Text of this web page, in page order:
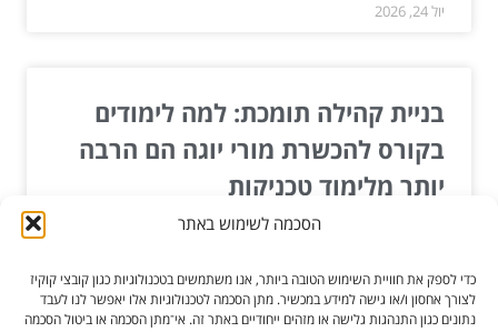
הסכמה לשימוש באתר
כדי לספק את חוויית השימוש הטובה ביותר, אנו משתמשים בטכנולוגיות כגון קובצי קוקיז
לצורך אחסון ו/או גישה למידע במכשיר. מתן הסכמה לטכנולוגיות אלו יאפשר לנו לעבד
נתונים כגון התנהגות גלישה או מזהים ייחודיים באתר זה. אי־מתן הסכמה או ביטול הסכמה
יול 24, 2026
בניית קהילה תומכת: למה לימודים
בקורס להכשרת מורי יוגה הם הרבה
יותר מלימוד טכניקות
היא דרך קהילה חמה, תומכת ומשפיעה? משהו מעבר
לתרגול הפרטי...